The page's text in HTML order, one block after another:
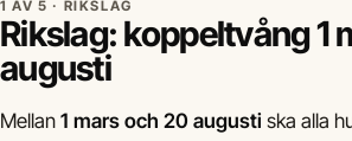
1 AV 5 · RIKSLAG
Rikslag: koppeltvång 1
augusti
Mellan 1 mars och 20 augusti ska alla